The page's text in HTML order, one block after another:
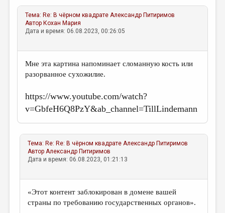
Тема: Re: В чёрном квадрате Александр Питиримов
Автор Кохан Мария
Дата и время: 06.08.2023, 00:26:05
Мне эта картина напоминает сломанную кость или
разорванное сухожилие.
https://www.youtube.com/watch?
v=GbfeH6Q8PzY&ab_channel=TillLindemann
Тема: Re: Re: В чёрном квадрате Александр Питиримов
АвторАлександр Питиримов
Дата и время: 06.08.2023, 01:21:13
«Этот контент заблокирован в домене вашей
страны по требованию государственных органов».